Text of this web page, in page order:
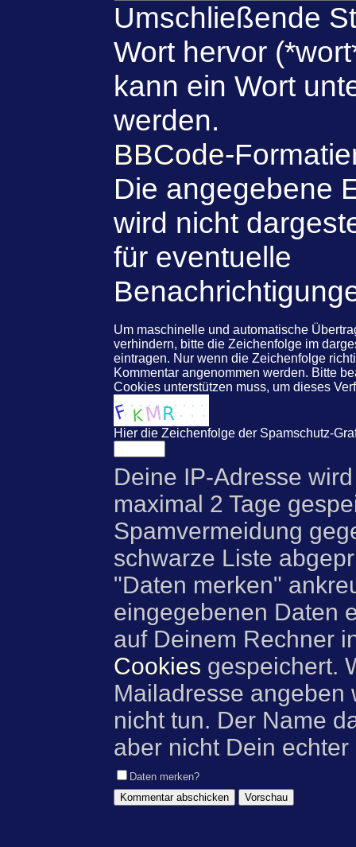
Umschließende
Wort hervor
kann ein Wort
werden.
BBCode-
Die angegebene
wird nicht
für eventuelle
Um maschinelle und automatische
verhindern, bitte die Zeichenfolge im
eintragen. Nur wenn die Zeichenfolge
Kommentar angenommen werden. Bitte
Cookies unterstützen muss, um dieses
Hier die Zeichenfolge der Spamschutz-
Deine IP-Adresse
maximal 2 Tage
Spamvermeidung
schwarze Liste
"Daten merken"
eingegebenen Daten
auf Deinem Rechner
Cookies gespeichert.
Mailadresse angeben
nicht tun. Der Name
aber nicht Dein
Daten merken?